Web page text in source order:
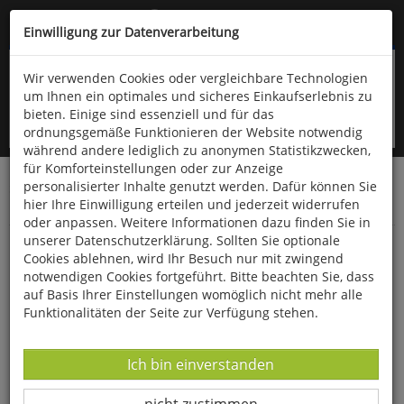
Kompletten Head der Seite überspringen
oder (06766) 9323-960
Startseite Schönes & Dekoratives
Dies & Das
Lederwaren
Kleine Innentasche aus Baumwolle
Einwilligung zur Datenverarbeitung
Wir verwenden Cookies oder vergleichbare Technologien
um Ihnen ein optimales und sicheres Einkaufserlebnis zu
bieten. Einige sind essenziell und für das
ordnungsgemäße Funktionieren der Website notwendig
während andere lediglich zu anonymen Statistikzwecken,
für Komforteinstellungen oder zur Anzeige
personalisierter Inhalte genutzt werden. Dafür können Sie
hier Ihre Einwilligung erteilen und jederzeit widerrufen
oder anpassen. Weitere Informationen dazu finden Sie in
unserer Datenschutzerklärung. Sollten Sie optionale
Cookies ablehnen, wird Ihr Besuch nur mit zwingend
notwendigen Cookies fortgeführt. Bitte beachten Sie, dass
auf Basis Ihrer Einstellungen womöglich nicht mehr alle
Funktionalitäten der Seite zur Verfügung stehen.
Datenverarbeitung -
Ich bin einverstanden